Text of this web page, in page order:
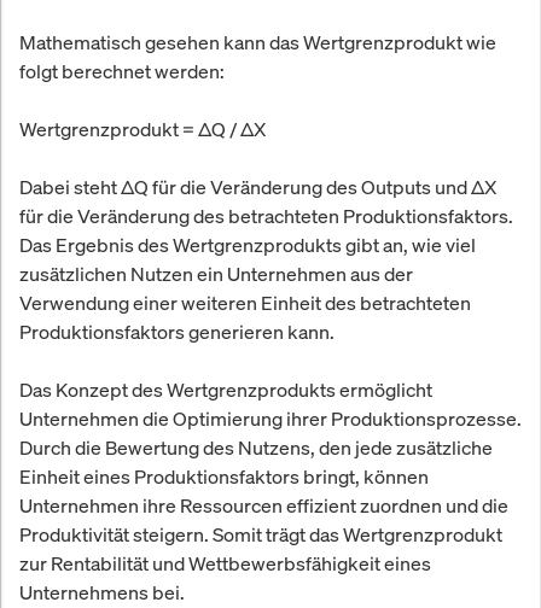
Mathematisch gesehen kann das Wertgrenzprodukt wie
folgt berechnet werden:
Wertgrenzprodukt = ΔQ / ΔX
Dabei steht ΔQ für die Veränderung des Outputs und ΔX
für die Veränderung des betrachteten Produktionsfaktors.
Das Ergebnis des Wertgrenzprodukts gibt an, wie viel
zusätzlichen Nutzen ein Unternehmen aus der
Verwendung einer weiteren Einheit des betrachteten
Produktionsfaktors generieren kann.
Das Konzept des Wertgrenzprodukts ermöglicht
Unternehmen die Optimierung ihrer Produktionsprozesse.
Durch die Bewertung des Nutzens, den jede zusätzliche
Einheit eines Produktionsfaktors bringt, können
Unternehmen ihre Ressourcen effizient zuordnen und die
Produktivität steigern. Somit trägt das Wertgrenzprodukt
zur Rentabilität und Wettbewerbsfähigkeit eines
Unternehmens bei.